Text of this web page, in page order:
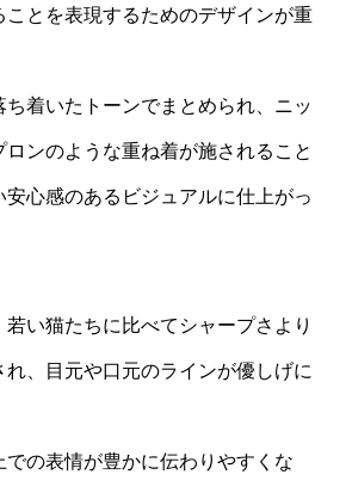
ことを表現するためのデザインが重
着いたトーンでまとめられ、ニッ
ロンのような重ね着が施されること
心感のあるビジュアルに仕上がっ
若い猫たちに比べてシャープさより
れ、目元や口元のラインが優しげに
での表情が豊かに伝わりやすくな